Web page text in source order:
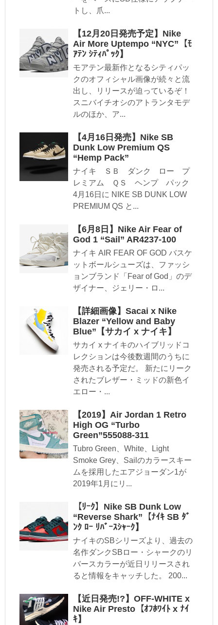
トし、爪...
【12月20日発売予定】Nike
Air More Uptempo “NYC”【ﾓ
ｱﾃﾝ ｼﾃｨﾊﾟｯｸ】
モアテン最新作となるシティパッ
クのオフィシャル画像が続々と流
出し、リリースが迫っているぞ！
スニバイチオシのアトランタモデ
ルのほか、ア...
【4月16日発売】Nike SB
Dunk Low Premium QS
“Hemp Pack”
ナイキ ＳＢ ダンク ロー プ
レミアム ＱＳ ヘンプ パック
4月16日に NIKE SB DUNK LOW
PREMIUM QS と...
【6月8日】Nike Air Fear of
God 1 “Sail” AR4237-100
ナイキ AIR FEAR OF GOD バスケ
ットボールシューズは、ファッシ
ョンブランド「Fear of God」のデ
ザイナー、ジェリー・ロ...
【詳細画像】Sacai x Nike
Blazer “Yellow and Baby
Blue”【サカイ x ナイキ】
サカイ x ナイキのハイブリッドコ
レクションは今後数週間のうちに
発売される予定だ。 新たにリーク
されたブレザー・ミッドの新色イ
エロー・...
【2019】Air Jordan 1 Retro
High OG “Turbo
Green”555088-311
Tubro Green、White、Light
Smoke Grey、Sailのカラースキー
ムを採用したエアジョーダン1が
2019年1月にリ...
【ﾘｰｸ】Nike SB Dunk Low
“Reverse Shark”【ﾅｲｷ SB ﾀﾞ
ﾝｸ ﾛｰ ﾘﾊﾞｰｽｼｬｰｸ】
ナイキのSBシリーズより、過去の
名作ダンクSBロー・シャークのリ
バースカラーが近日リリースされ
ると情報をキャッチした。 200...
【近日発売!?】OFF-WHITE x
Nike Air Presto【ｵﾌﾎﾜｲﾄ x ﾅｲ
ｷ】